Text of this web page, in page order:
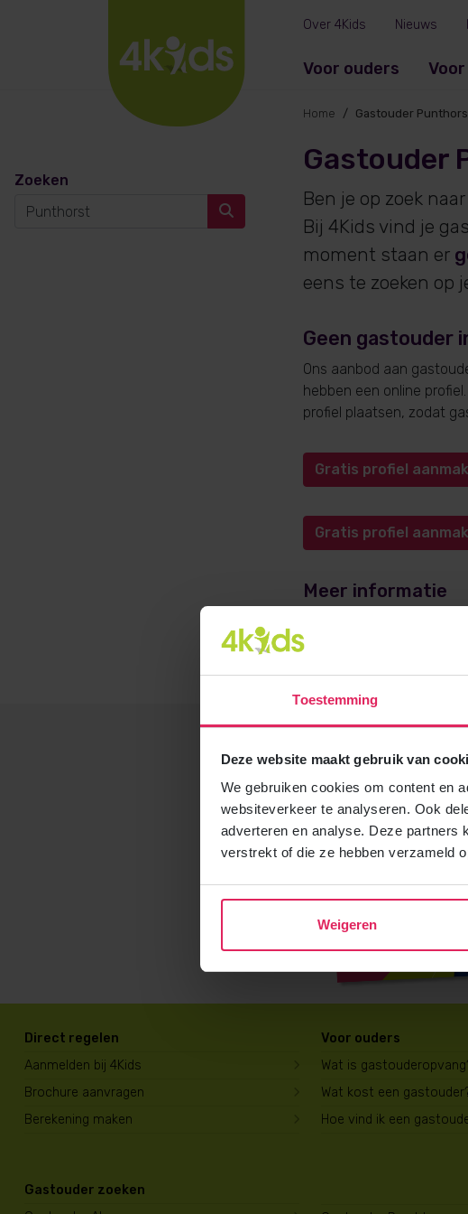
Toestemming
Deze website maakt gebruik van
We gebruiken cookies om content en
websiteverkeer te analyseren. Ook
adverteren en analyse. Deze partners
verstrekt of die ze hebben verzameld
Weigeren
Voor ouders
Over 4Kids Nieuws
Zoeken
Home Gastouder
Gastouder
Ben je op zoek
Bij 4Kids vind je
moment staan er
eens te zoeken op
Geen gastouder
Ons aanbod aan
hebben een online
profiel plaatsen, zodat
Gratis profiel
Gratis profiel
Meer informatie
opvangadvies@4kids.nl
Direct regelen
Aanmelden bij 4Kids
Brochure aanvragen
Berekening maken
Voor ouders
Wat is
Wat kost een
Hoe vind ik een
Gastouder zoeken